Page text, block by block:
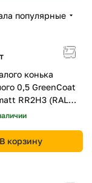
популярные
конька
0,5 GreenCoat
RR2Н3 (RAL
серый)
В корзину